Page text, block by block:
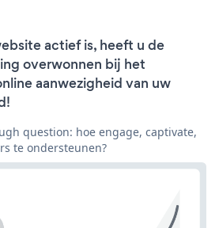
actief is, heeft u de
overwonnen bij het
aanwezigheid van uw
question: hoe engage, captivate,
te ondersteunen?